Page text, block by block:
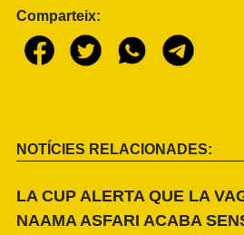
Comparteix:
NOTÍCIES RELACIONADES:
LA CUP ALERTA QUE LA
NAAMA ASFARI ACABA